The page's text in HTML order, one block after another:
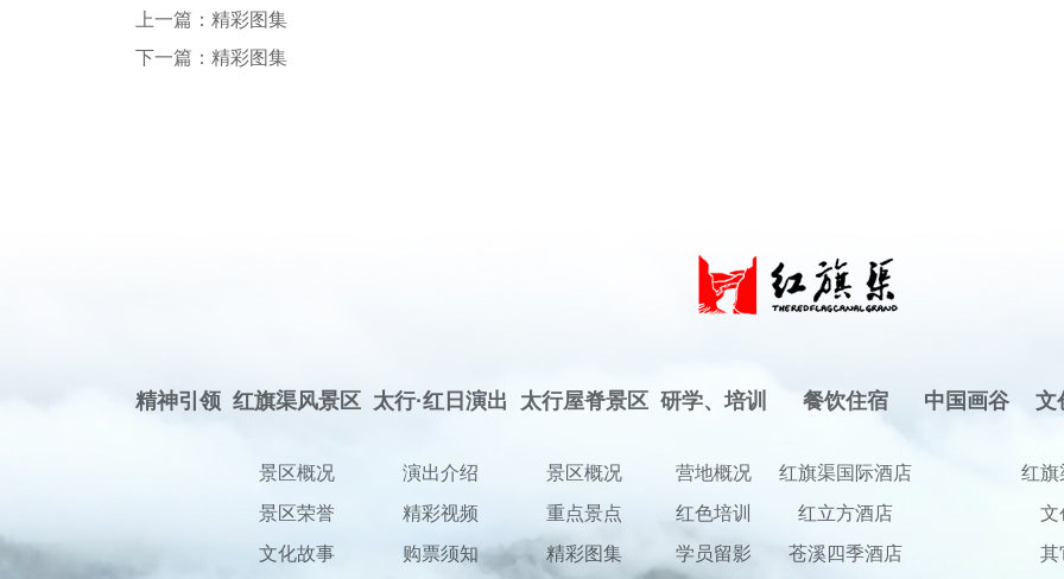
上一篇： 精彩图集
下一篇： 精彩图集
精神引领 红旗渠风景区
景区概况
景区荣誉
文化故事
太行·红日演出
演出介绍
精彩视频
购票须知
太行屋脊景区
景区概况
重点景点
精彩图集
研学、培训
营地概况
红色培训
学员留影
餐饮住宿
红旗渠国际酒店
红立方酒店
苍溪四季酒店
中国画谷 文
红旗
文
其